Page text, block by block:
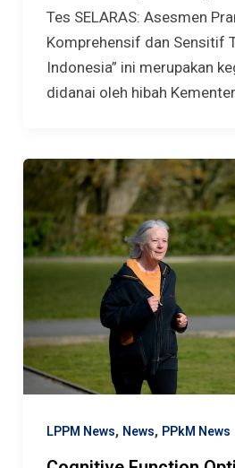
Tes SELARAS: Asesmen
Komprehensif dan Sensitif
Indonesia” ini merupakan
didanai oleh hibah
LPPM News, News, PPkM News